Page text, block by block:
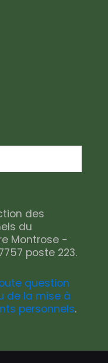
des
du
Montrose -
poste 223.
question
de la mise à
personnels.